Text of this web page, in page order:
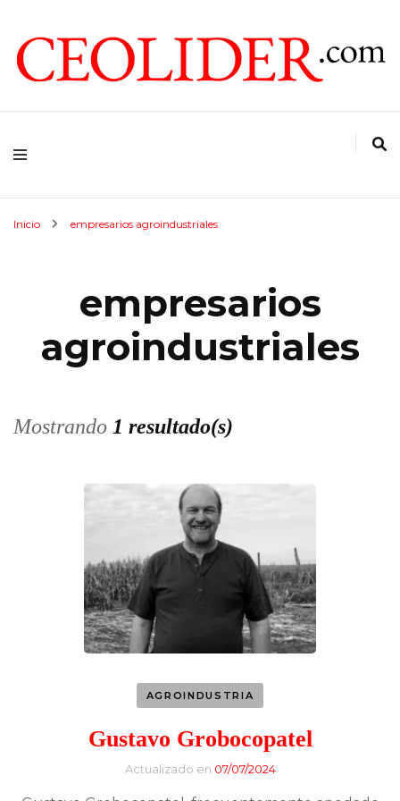
CEOLIDER.COM
Inicio empresarios agroindustriales
empresarios
agroindustriales
Mostrando 1 resultado(s)
AGROINDUSTRIA
Gustavo Grobocopatel
Actualizado en 07/07/2024